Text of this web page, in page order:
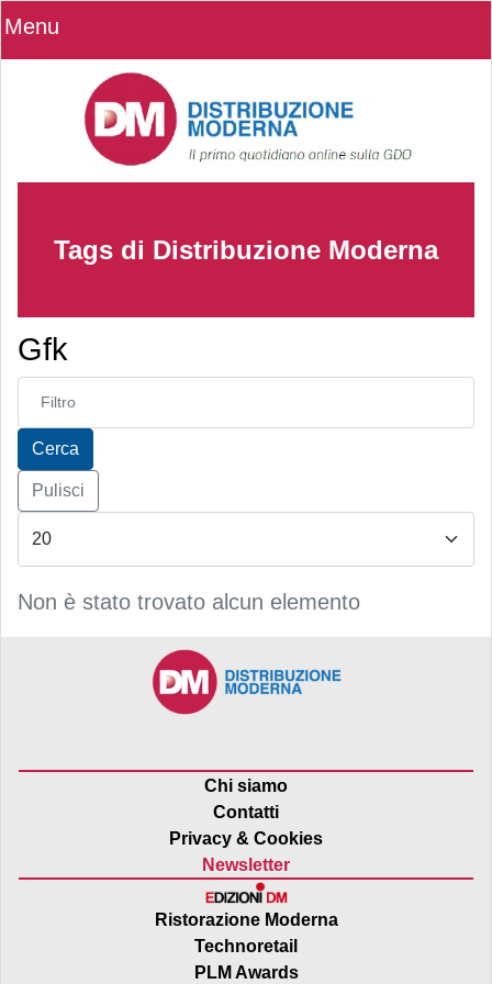
Menu
Tags di Distribuzione Moderna
Gfk
Inserisci parte del titolo
Cerca
Pulisci
Non è stato trovato alcun elemento
Chi siamo
Contatti
Privacy & Cookies
Newsletter
Ristorazione Moderna
Technoretail
PLM Awards